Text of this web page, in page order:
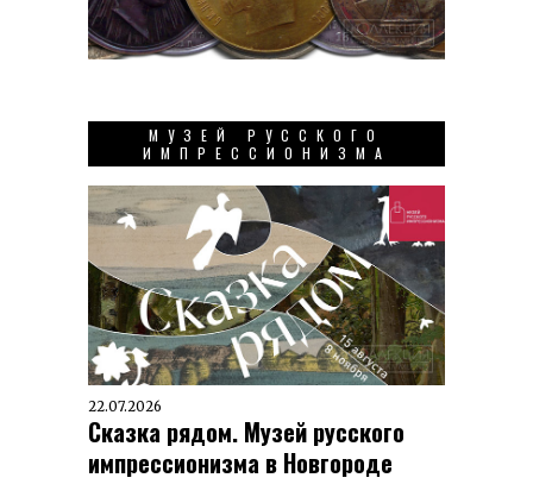
МУЗЕЙ РУССКОГО
ИМПРЕССИОНИЗМА
22.07.2026
Сказка рядом. Музей русского
импрессионизма в Новгороде